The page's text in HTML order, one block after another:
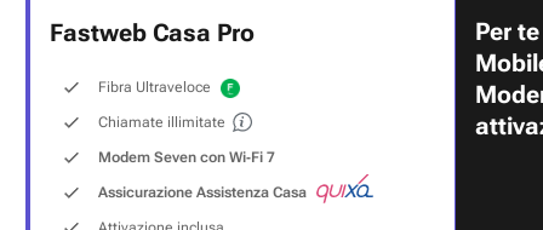
Fastweb Casa Pro
Fibra Ultraveloce
Chiamate illimitate
Modem Seven con Wi‑Fi 7
Assicurazione Assistenza Casa
Per